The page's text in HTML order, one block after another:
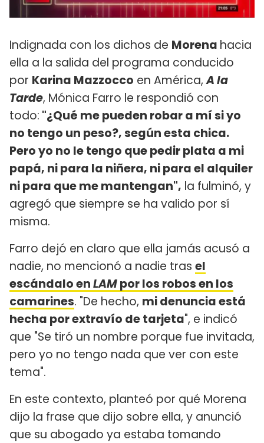
Indignada con los dichos de Morena hacia
ella a la salida del programa conducido
por Karina Mazzocco en América,A la
Tarde, Mónica Farro le respondió con
todo: "¿Qué me pueden robar a mí si yo
no tengo un peso?, según esta chica.
Pero yo no le tengo que pedir plata a mi
papá, ni para la niñera, ni para el alquiler
ni para que me mantengan", la fulminó, y
agregó que siempre se ha valido por sí
misma.
Farro dejó en claro que ella jamás acusó a
nadie, no mencionó a nadie tras el
escándalo enLAMpor los robos en los
camarines. "De hecho, mi denuncia está
hecha por extravío de tarjeta", e indicó
que "Se tiró un nombre porque fue invitada,
pero yo no tengo nada que ver con este
tema".
En este contexto, planteó por qué Morena
dijo la frase que dijo sobre ella, y anunció
que su abogado ya estaba tomando